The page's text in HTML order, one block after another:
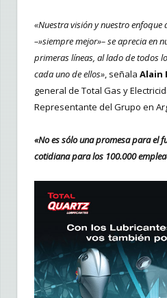
«Nuestra visión y nuestro enfoque
–»siempre mejor»– se aprecia en
primeras líneas, al lado de todos
cada uno de ellos», señala Alain
general de Total Gas y
Representante del Grupo en
«No es sólo una promesa para el
cotidiana para los 100.000